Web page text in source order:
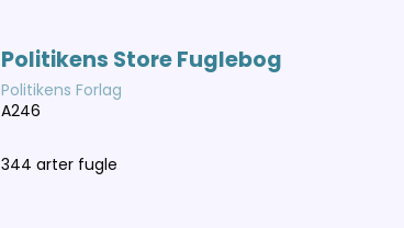
Politikens Store Fuglebog
Politikens Forlag
A246
344 arter fugle